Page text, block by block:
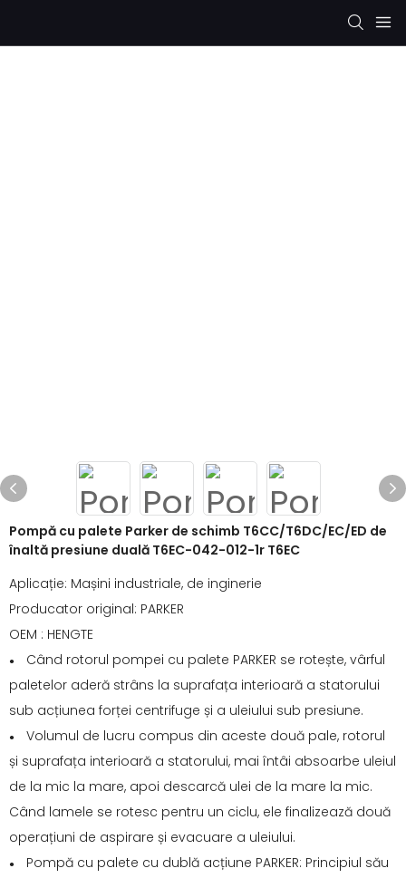
Pompă cu palete Parker de schimb T6CC/T6DC/EC/ED de
înaltă presiune duală T6EC-042-012-1r T6EC
Aplicație: Mașini industriale, de inginerie
Producator original: PARKER
OEM : HENGTE
●
Când rotorul pompei cu palete PARKER se rotește, vârful
paletelor aderă strâns la suprafața interioară a statorului
sub acțiunea forței centrifuge și a uleiului sub presiune.
●
Volumul de lucru compus din aceste două pale, rotorul
și suprafața interioară a statorului, mai întâi absoarbe uleiul
de la mic la mare, apoi descarcă ulei de la mare la mic.
Când lamele se rotesc pentru un ciclu, ele finalizează două
operațiuni de aspirare și evacuare a uleiului.
●
Pompă cu palete cu dublă acțiune PARKER: Principiul său